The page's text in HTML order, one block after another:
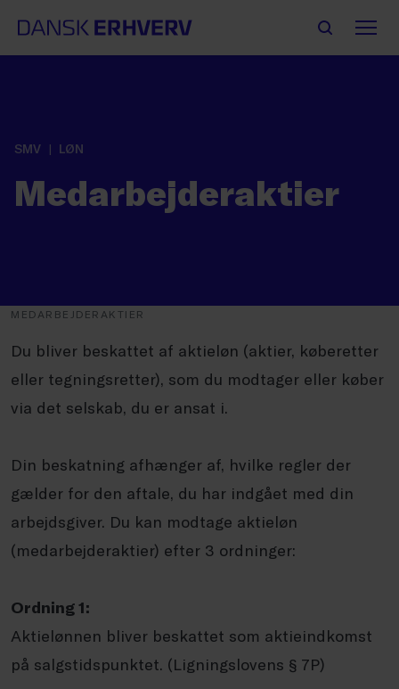
SMV LØN
Medarbejderaktier
MEDARBEJDERAKTIER
Du bliver beskattet af aktieløn (aktier, køberetter
eller tegningsretter), som du modtager eller køber
via det selskab, du er ansat i.
Din beskatning afhænger af, hvilke regler der
gælder for den aftale, du har indgået med din
arbejdsgiver. Du kan modtage aktieløn
(medarbejderaktier) efter 3 ordninger:
Ordning 1:
Aktielønnen bliver beskattet som aktieindkomst
på salgstidspunktet. (Ligningslovens § 7P)